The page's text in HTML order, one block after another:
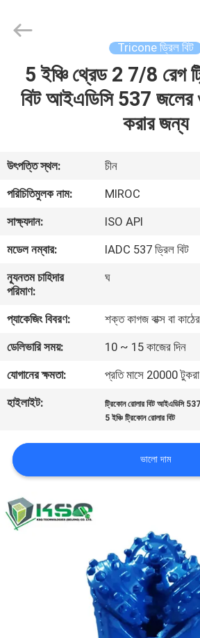
বাড়ি
আমাদের
সম্পর্কে
কারখানা
ভ্রমণ
নিয়ন্ত্রণ
যোগাযোগ
করুন
উদ্ধৃতির
জন্য
আবেদন
সাইট
Reserved.
Tricone ড্রিল বিট
5 ইঞ্চি থ্রেড 2 7/8 রেগ
বিট আইএডিসি 537 জলের
করার জন্য
উৎপত্তি স্থল:
চীন
পরিচিতিমুলক নাম:
MIROC
সাক্ষ্যদান:
ISO API
মডেল নম্বার:
IADC 537 ড্রিল বিট
ন্যূনতম চাহিদার
পরিমাণ:
ঘ
প্যাকেজিং বিবরণ:
শক্ত কাগজ বাক্স বা কাঠের
ডেলিভারি সময়:
10 ~ 15 কাজের দিন
যোগানের ক্ষমতা:
প্রতি মাসে 20000 টুকরা
হাইলাইট:
ট্রিকোন রোলার বিট আইএডিসি 537
5 ইঞ্চি ট্রিকোন রোলার বিট
ভালো দাম